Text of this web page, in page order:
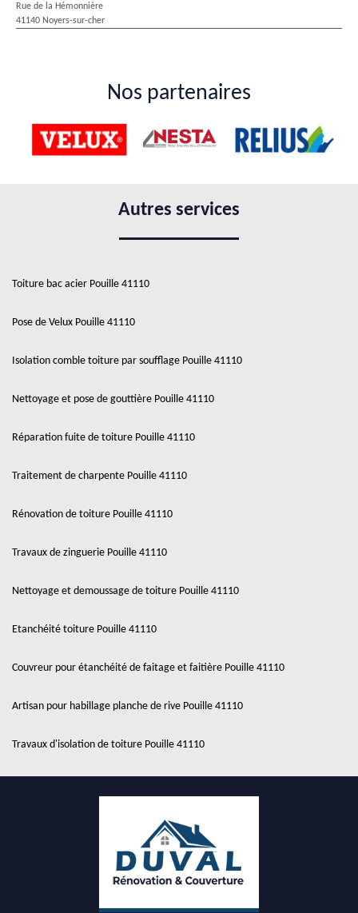
Rue de la Hémonnière
41140 Noyers-sur-cher
Nos partenaires
Autres services
Toiture bac acier Pouille 41110
Pose de Velux Pouille 41110
Isolation comble toiture par soufflage Pouille 41110
Nettoyage et pose de gouttière Pouille 41110
Réparation fuite de toiture Pouille 41110
Traitement de charpente Pouille 41110
Rénovation de toiture Pouille 41110
Travaux de zinguerie Pouille 41110
Nettoyage et demoussage de toiture Pouille 41110
Etanchéité toiture Pouille 41110
Couvreur pour étanchéité de faitage et faitière Pouille 41110
Artisan pour habillage planche de rive Pouille 41110
Travaux d'isolation de toiture Pouille 41110